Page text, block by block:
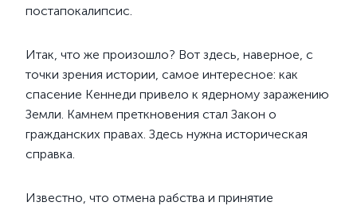
постапокалипсис.
Итак, что же произошло? Вот здесь, наверное, с
точки зрения истории, самое интересное: как
спасение Кеннеди привело к ядерному заражению
Земли. Камнем преткновения стал Закон о
гражданских правах. Здесь нужна историческая
справка.
Известно, что отмена рабства и принятие